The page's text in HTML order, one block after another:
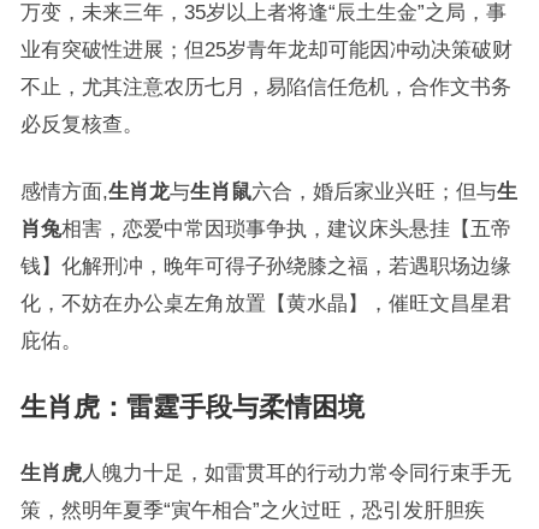
万变，未来三年，35岁以上者将逢“辰土生金”之局，事
业有突破性进展；但25岁青年龙却可能因冲动决策破财
不止，尤其注意农历七月，易陷信任危机，合作文书务
必反复核查。
感情方面,生肖龙与生肖鼠六合，婚后家业兴旺；但与生
肖兔相害，恋爱中常因琐事争执，建议床头悬挂【五帝
钱】化解刑冲，晚年可得子孙绕膝之福，若遇职场边缘
化，不妨在办公桌左角放置【黄水晶】，催旺文昌星君
庇佑。
生肖虎：雷霆手段与柔情困境
生肖虎人魄力十足，如雷贯耳的行动力常令同行束手无
策，然明年夏季“寅午相合”之火过旺，恐引发肝胆疾